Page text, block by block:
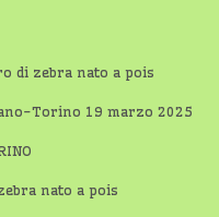
di zebra nato a pois
Torino 19 marzo 2025
nato a pois